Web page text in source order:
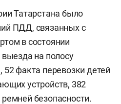
Татарстана было
ПДД, связанных с
в состоянии
на полосу
52 факта перевозки детей
устройств, 382
безопасности.